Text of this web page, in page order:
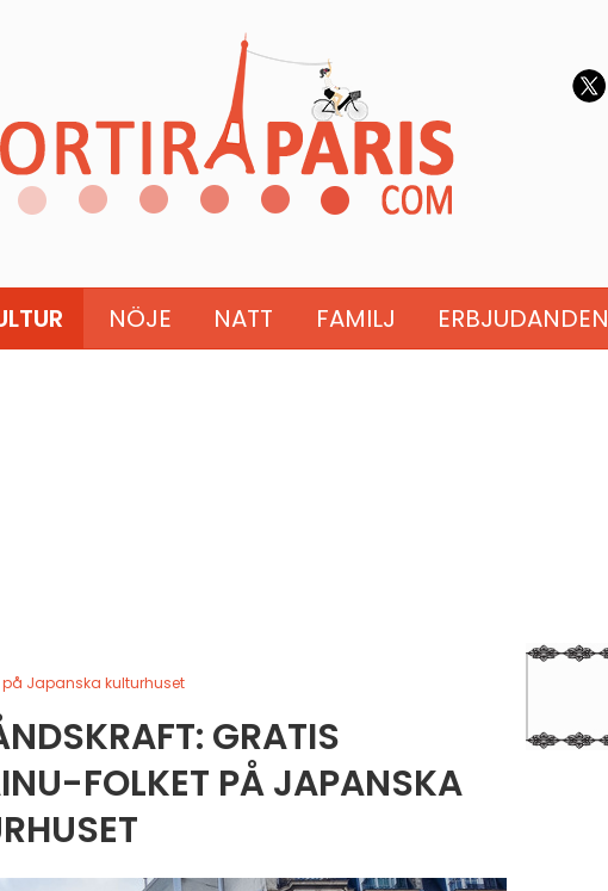
NÖJE NATT FAMILJ ERBJUDANDEN
Japanska kulturhuset
GRATIS
FOLKET PÅ JAPANSKA